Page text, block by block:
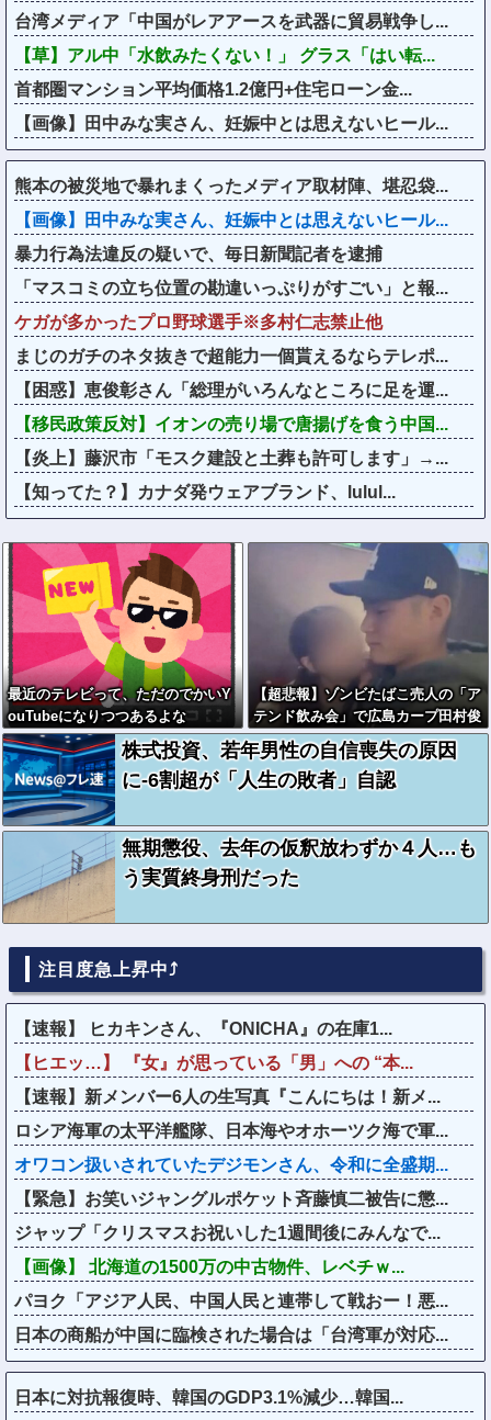
台湾メディア「中国がレアアースを武器に貿易戦争し...
【草】アル中「水飲みたくない！」 グラス「はい転...
首都圏マンション平均価格1.2億円+住宅ローン金...
【画像】田中みな実さん、妊娠中とは思えないヒール...
熊本の被災地で暴れまくったメディア取材陣、堪忍袋...
【画像】田中みな実さん、妊娠中とは思えないヒール...
暴力行為法違反の疑いで、毎日新聞記者を逮捕
「マスコミの立ち位置の勘違いっぷりがすごい」と報...
ケガが多かったプロ野球選手※多村仁志禁止他
まじのガチのネタ抜きで超能力一個貰えるならテレポ...
【困惑】恵俊彰さん「総理がいろんなところに足を運...
【移民政策反対】イオンの売り場で唐揚げを食う中国...
【炎上】藤沢市「モスク建設と土葬も許可します」→...
【知ってた？】カナダ発ウェアブランド、lulul...
最近のテレビって、ただのでかいY
ouTubeになりつつあるよな
【超悲報】ゾンビたばこ売人の「ア
テンド飲み会」で広島カープ田村俊
介がセクシー女優と寸止めキスｗｗ
ｗ
株式投資、若年男性の自信喪失の原因
に-6割超が「人生の敗者」自認
無期懲役、去年の仮釈放わずか４人…も
う実質終身刑だった
注目度急上昇中⤴
【速報】 ヒカキンさん、『ONICHA』の在庫1...
【ヒエッ…】 『女』が思っている「男」への “本...
【速報】新メンバー6人の生写真『こんにちは！新メ...
ロシア海軍の太平洋艦隊、日本海やオホーツク海で軍...
オワコン扱いされていたデジモンさん、令和に全盛期...
【緊急】お笑いジャングルポケット斉藤慎二被告に懲...
ジャップ「クリスマスお祝いした1週間後にみんなで...
【画像】 北海道の1500万の中古物件、レベチｗ...
パヨク「アジア人民、中国人民と連帯して戦おー！悪...
日本の商船が中国に臨検された場合は「台湾軍が対応...
日本に対抗報復時、韓国のGDP3.1%減少…韓国...